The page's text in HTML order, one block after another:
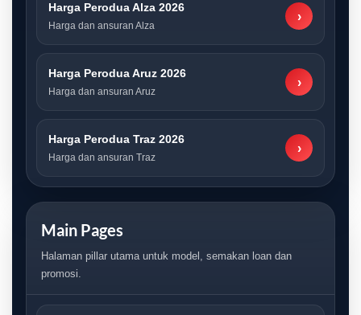
Harga Perodua Alza 2026
Harga dan ansuran Alza
›
Harga Perodua Aruz 2026
Harga dan ansuran Aruz
›
Harga Perodua Traz 2026
Harga dan ansuran Traz
›
Main Pages
Halaman pillar utama untuk model, semakan loan dan
promosi.